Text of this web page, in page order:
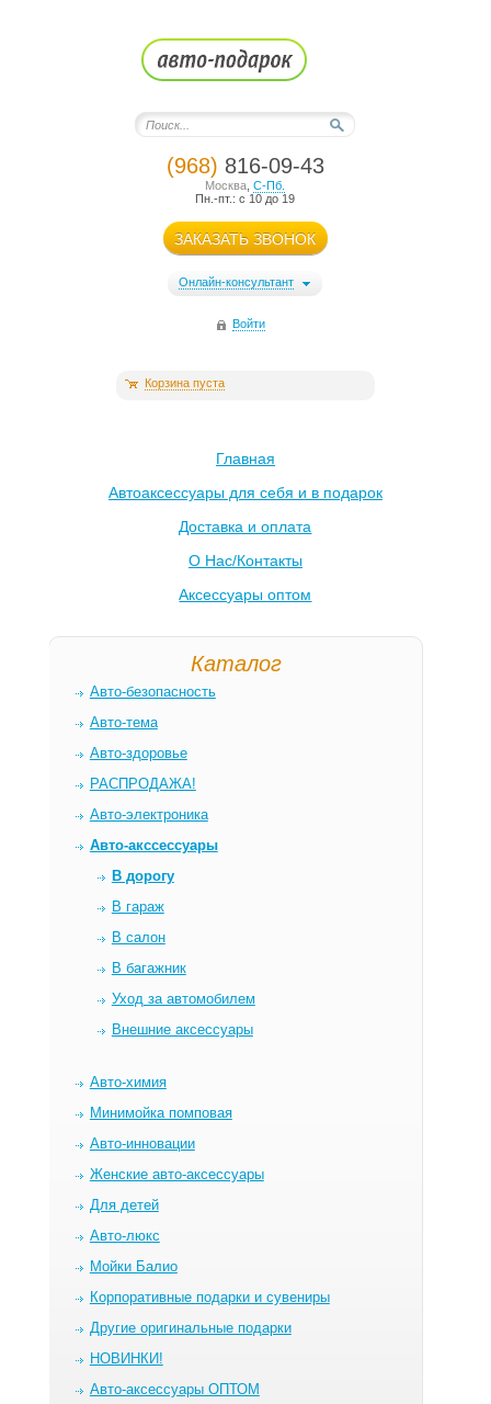
(968) 816-09-43
Москва ,С-Пб.
Пн.-пт.: с 10 до 19
ЗАКАЗАТЬ ЗВОНОК
Онлайн-консультант
Войти
Корзина пуста
Главная
Автоаксессуары для себя и в подарок
Доставка и оплата
О Нас/Контакты
Аксессуары оптом
Каталог
Авто-безопасность
Авто-тема
Авто-здоровье
РАСПРОДАЖА!
Авто-электроника
Авто-акссессуары
В дорогу
В гараж
В салон
В багажник
Уход за автомобилем
Внешние аксессуары
Авто-химия
Минимойка помповая
Авто-инновации
Женские авто-аксессуары
Для детей
Авто-люкс
Мойки Балио
Корпоративные подарки и сувениры
Другие оригинальные подарки
НОВИНКИ!
Авто-аксессуары ОПТОМ